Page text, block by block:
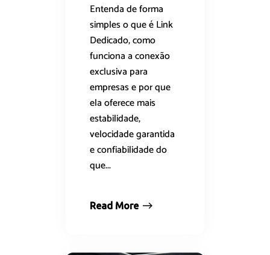
Entenda de forma
simples o que é Link
Dedicado, como
funciona a conexão
exclusiva para
empresas e por que
ela oferece mais
estabilidade,
velocidade garantida
e confiabilidade do
que...
Read More